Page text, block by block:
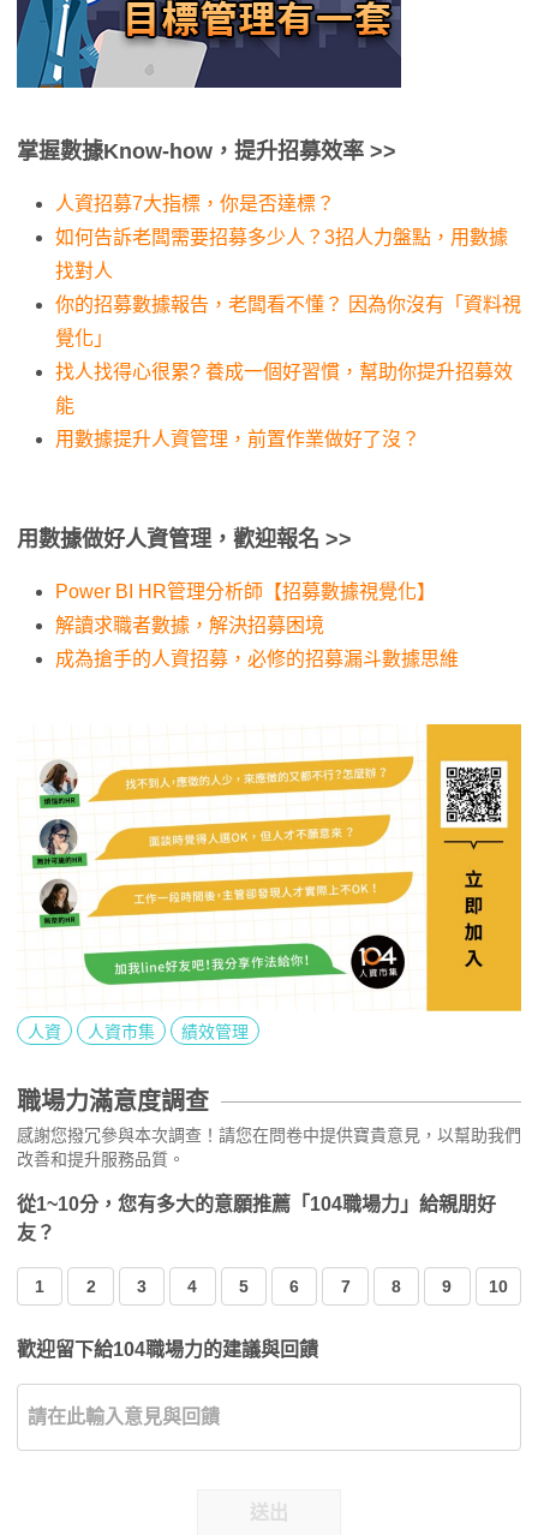
掌握數據Know-how，提升招募效率 >>
人資招募7大指標，你是否達標？
如何告訴老闆需要招募多少人？3招人力盤點，用數據
找對人
你的招募數據報告，老闆看不懂？ 因為你沒有「資料視
覺化」
找人找得心很累? 養成一個好習慣，幫助你提升招募效
能
用數據提升人資管理，前置作業做好了沒？
用數據做好人資管理，歡迎報名 >>
Power BI HR管理分析師【招募數據視覺化】
解讀求職者數據，解決招募困境
成為搶手的人資招募，必修的招募漏斗數據思維
人資 人資市集 績效管理
職場力滿意度調查
感謝您撥冗參與本次調查！請您在問卷中提供寶貴意見，以幫助我們
改善和提升服務品質。
從1~10分，您有多大的意願推薦「104職場力」給親朋好
友？
1 2 3 4 5 6 7 8 9 10
歡迎留下給104職場力的建議與回饋
送出